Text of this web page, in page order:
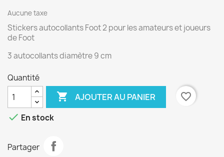
Aucune taxe
Stickers autocollants Foot 2 pour les amateurs et joueurs
de Foot
3 autocollants diamètre 9 cm
Quantité
 AJOUTER AU PANIER
favorite_border
 En stock
Partager